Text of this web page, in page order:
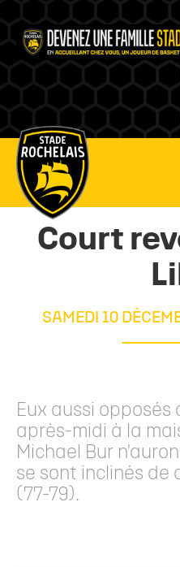
Main
site
navigation
Court
SAMEDI 10
Eux aussi opposés
après-midi à la
Michael Bur
se sont inclinés de
(77-79).